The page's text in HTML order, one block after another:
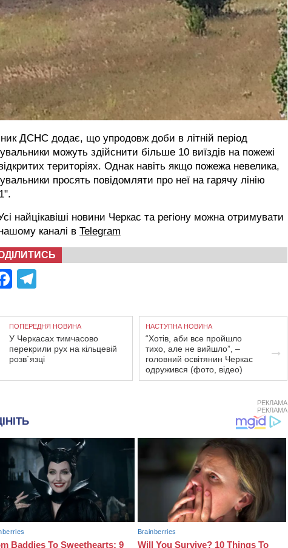
ДСНС додає, що упродовж доби в літній період
можуть здійснити більше 10 виїздів на пожежі
територіях. Однак навіть якщо пожежа невелика,
просять повідомляти про неї на гарячу лінію
найцікавіші новини Черкас та регіону можна отримувати
каналі в Telegram
Facebook
ПОПЕРЕДНЯ НОВИНА
У Черкасах тимчасово
перекрили рух на кільцевій
розв`язці
НАСТУПНА НОВИНА
“Хотів, аби все пройшло
тихо, але не вийшло”, –
головний освітянин Черкас
одружився (фото, відео)
РЕКЛАМА
РЕКЛАМА